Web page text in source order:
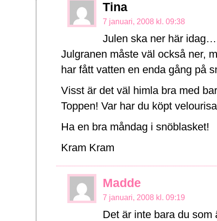
Tina
7 januari, 2008 kl. 09:38
Julen ska ner här
Julgranen måste väl också ner,
har fått vatten en enda gång på
Visst är det väl himla bra med
Toppen! Var har du köpt
Ha en bra måndag i snöblasket!
Kram Kram
Madde
7 januari, 2008 kl. 09:19
Det är inte bara du